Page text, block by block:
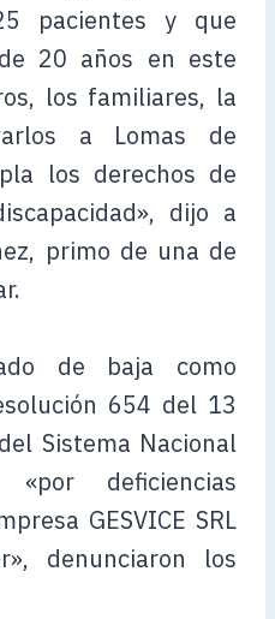
pacientes y que
20 años en este
los familiares, la
a Lomas de
los derechos de
dijo a
primo de una de
de baja como
654 del 13
Sistema Nacional
«por deficiencias
GESVICE SRL
denunciaron los